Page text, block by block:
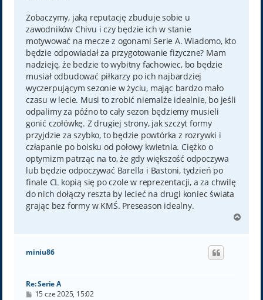
Zobaczymy, jaką reputację zbuduje sobie u
zawodników Chivu i czy będzie ich w stanie
motywować na mecze z ogonami Serie A. Wiadomo, kto
będzie odpowiadał za przygotowanie fizyczne? Mam
nadzieję, że bedzie to wybitny fachowiec, bo będzie
musiał odbudować piłkarzy po ich najbardziej
wyczerpującym sezonie w życiu, mając bardzo mało
czasu w lecie. Musi to zrobić niemalże idealnie, bo jeśli
odpalimy za późno to cały sezon będziemy musieli
gonić czołówkę. Z drugiej strony, jak szczyt formy
przyjdzie za szybko, to będzie powtórka z rozrywki i
człapanie po boisku od połowy kwietnia. Ciężko o
optymizm patrząc na to, że gdy większość odpoczywa
lub będzie odpoczywać Barella i Bastoni, tydzień po
finale CL kopią się po czole w reprezentacji, a za chwilę
do nich dołączy reszta by lecieć na drugi koniec świata
grając bez formy w KMŚ. Preseason idealny.
g
miniu86
Re: Serie A
P15 cze 2025, 15:02